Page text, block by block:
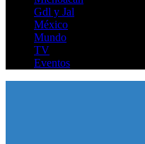
Gdl y Jal
México
Mundo
TV
Eventos